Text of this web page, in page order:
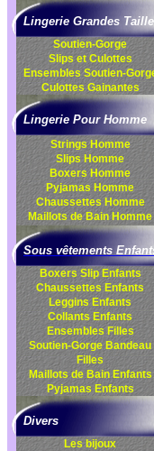
Lingerie Grandes
Soutien-Gorge
Slips et Culottes
EnsemblesSoutien-
CulottesGainantes
Lingerie Pour Homme
Strings Homme
Slips Homme
Boxers Homme
Pyjamas Homme
Chaussettes Homme
Maillots de Bain Homme
Sous vêtements
Boxers Slip Enfants
Chaussettes Enfants
Leggins Enfants
Collants Enfants
Ensembles Filles
Soutien-Gorge Bandeau
Filles
Maillots de Bain Enfants
Pyjamas Enfants
Divers
Les bijoux